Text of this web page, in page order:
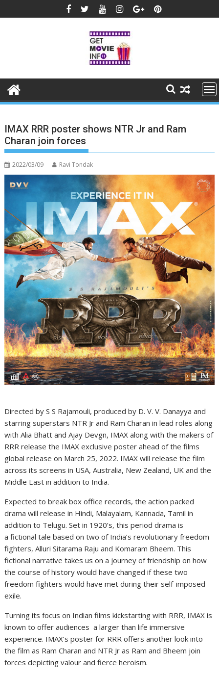
to
IMAX RRR poster shows NTR Jr and Ram
Charan join forces
2022/03/09 Ravi Tondak
Directed by S S Rajamouli, produced by D. V. V. Danayya and
starring superstars NTR Jr and Ram Charan in lead roles along
with Alia Bhatt and Ajay Devgn, IMAX along with the makers of
RRR release the IMAX exclusive poster ahead of the films
global release on March 25, 2022. IMAX will release the film
across its screens in USA, Australia, New Zealand, UK and the
Middle East in addition to India.
Expected to break box office records, the action packed
drama will release in Hindi, Malayalam, Kannada, Tamil in
addition to Telugu. Set in 1920’s, this period drama is
a fictional tale based on two of India’s revolutionary freedom
fighters, Alluri Sitarama Raju and Komaram Bheem. This
fictional narrative takes us on a journey of friendship on how
the course of history would have changed if these two
freedom fighters would have met during their self-imposed
exile.
Turning its focus on Indian films kickstarting with RRR, IMAX is
known to offer audiences a larger than life immersive
experience. IMAX’s poster for RRR offers another look into
the film as Ram Charan and NTR Jr as Ram and Bheem join
forces depicting valour and fierce heroism.